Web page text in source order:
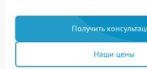
Получить
Наши цены